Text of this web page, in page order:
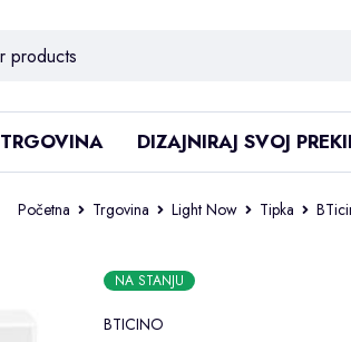
TRGOVINA DIZAJNIRAJ SVOJ
Početna Trgovina Light Now Tipka
NA STANJU
BTICINO